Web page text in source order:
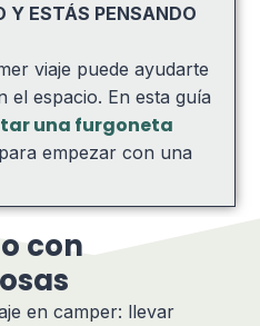
Y ESTÁS PENSANDO
viaje puede ayudarte
espacio. En esta guía
una furgoneta
para empezar con una
con
en camper: llevar